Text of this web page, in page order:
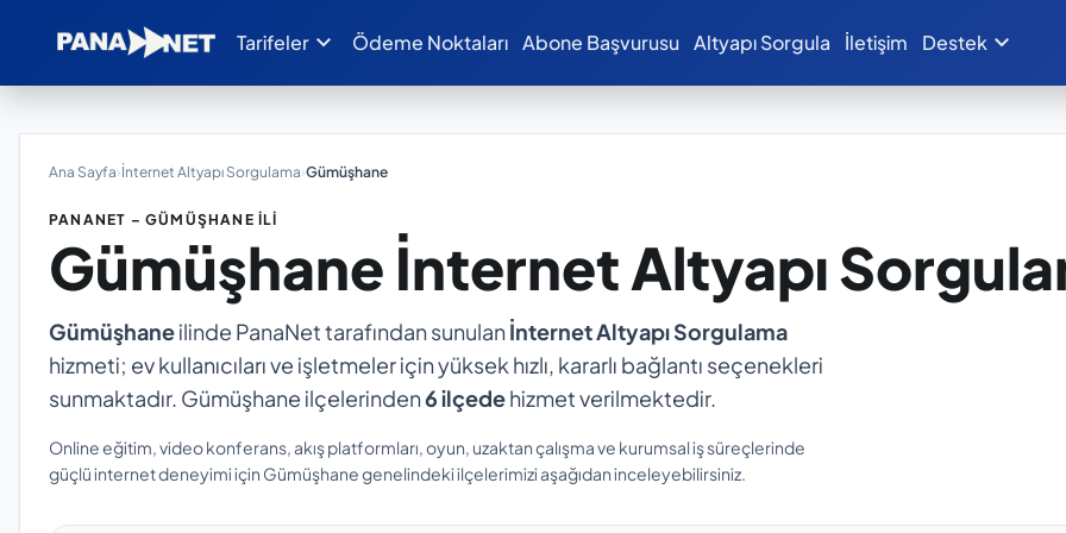
Tarifeler expand_more Ödeme Noktaları Abone Başvurusu Altyapı Sorgula İletişim Destek expand_more
Ana Sayfa›İnternet Altyapı Sorgulama›Gümüşhane
PANANET – GÜMÜŞHANE İLI
Gümüşhane İnternet Altyapı
Gümüşhaneilinde PanaNet tarafından sunulanİnternet Altyapı Sorgulama
hizmeti; ev kullanıcıları ve işletmeler için yüksek hızlı, kararlı bağlantı seçenekleri
sunmaktadır. Gümüşhane ilçelerinden6 ilçedehizmet verilmektedir.
Online eğitim, video konferans, akış platformları, oyun, uzaktan çalışma ve kurumsal iş süreçlerinde
güçlü internet deneyimi için Gümüşhane genelindeki ilçelerimizi aşağıdan inceleyebilirsiniz.